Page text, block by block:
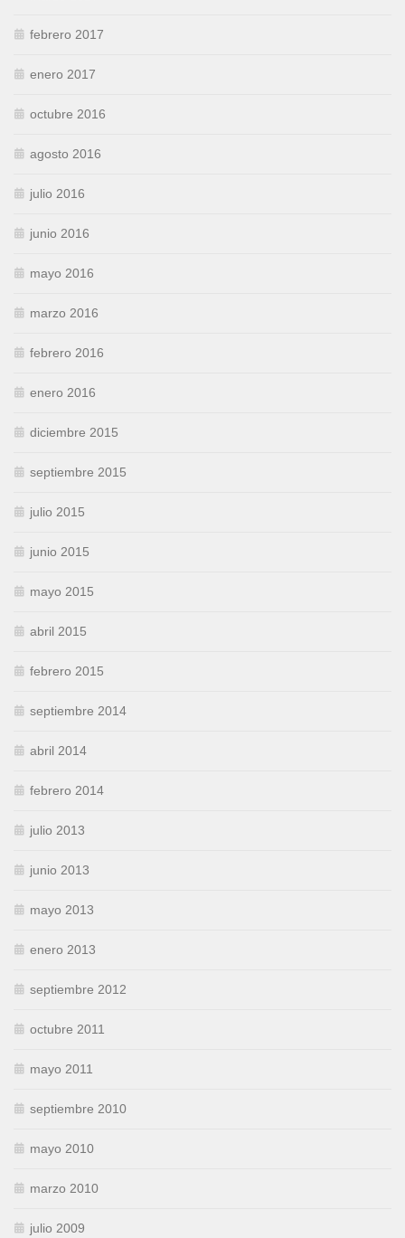
febrero 2017
enero 2017
octubre 2016
agosto 2016
julio 2016
junio 2016
mayo 2016
marzo 2016
febrero 2016
enero 2016
diciembre 2015
septiembre 2015
julio 2015
junio 2015
mayo 2015
abril 2015
febrero 2015
septiembre 2014
abril 2014
febrero 2014
julio 2013
junio 2013
mayo 2013
enero 2013
septiembre 2012
octubre 2011
mayo 2011
septiembre 2010
mayo 2010
marzo 2010
julio 2009